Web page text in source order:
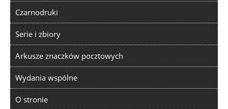
Czarnodruki
Serie i zbiory
Arkusze znaczków pocztowych
Wydania wspólne
O stronie